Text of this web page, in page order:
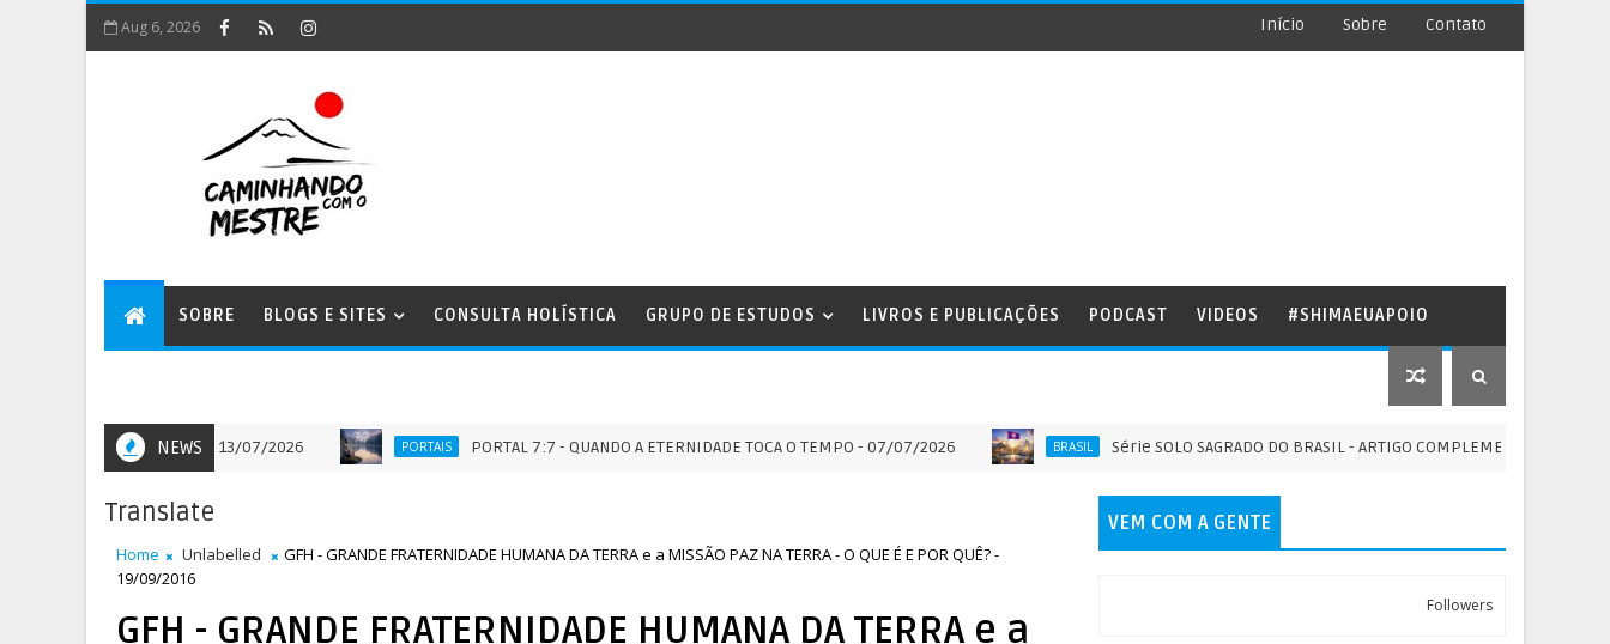
Aug 6, 2026 Início Sobre Contato
SOBRE BLOGS E SITES CONSULTA HOLÍSTICA GRUPO DE ESTUDOS LIVROS E PUBLICAÇÕES PODCAST VIDEOS #SHIMAEUAPOIO
NEWS
DA MENTE HUMANA - 13/07/2026 PORTAIS PORTAL 7:7 - QUANDO A ETERNIDADE TOCA O TEMPO - 07/07/2026 BRASIL Série SOLO SAGRADO DO BRASIL - ARTIGO COMPLEMENTAR II - 22/06/2026
Translate
Home Unlabelled
GFH - GRANDE FRATERNIDADE HUMANA DA TERRA e a MISSÃO PAZ NA TERRA - O QUE É E POR QUÊ? -
19/09/2016
GFH - GRANDE FRATERNIDADE HUMANA DA TERRA e a
VEM COM A GENTE
Followers